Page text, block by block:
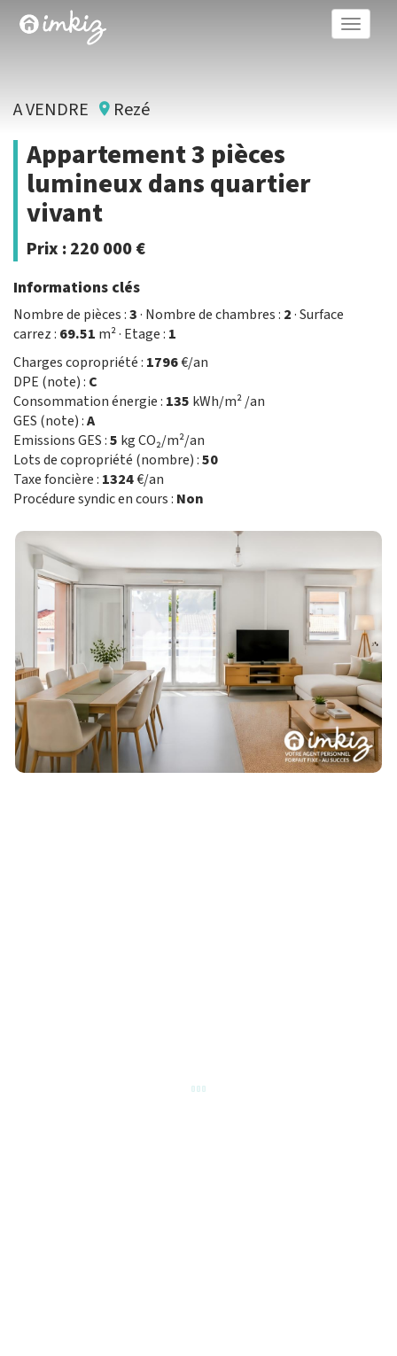
Toggle
A VENDRE Rezé
Appartement 3 pièces
lumineux dans quartier
vivant
Prix :220 000 €
Informations clés
Nombre de pièces :3· Nombre de chambres : 2· Surface
carrez : 69.51 m² · Etage : 1
Charges copropriété : 1796€/an
DPE (note) : C
Consommation énergie : 135 kWh/m² /an
GES (note) :A
Emissions GES :5 kg CO₂/m²/an
Lots de copropriété (nombre) :50
Taxe foncière : 1324€/an
Procédure syndic en cours : Non